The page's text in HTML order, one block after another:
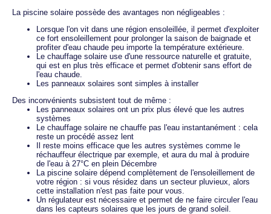
La piscine solaire possède des avantages non négligeables :
Lorsque l'on vit dans une région ensoleillée, il permet d'exploiter
ce fort ensoleillement pour prolonger la saison de baignade et
profiter d'eau chaude peu importe la température extérieure.
Le chauffage solaire use d'une ressource naturelle et gratuite,
qui est en plus très efficace et permet d'obtenir sans effort de
l'eau chaude.
Les panneaux solaires sont simples à installer
Des inconvénients subsistent tout de même :
Les panneaux solaires ont un prix plus élevé que les autres
systèmes
Le chauffage solaire ne chauffe pas l'eau instantanément : cela
reste un procédé assez lent
Il reste moins efficace que les autres systèmes comme le
réchauffeur électrique par exemple, et aura du mal à produire
de l'eau à 27°C en plein Décembre
La piscine solaire dépend complètement de l'ensoleillement de
votre région : si vous résidez dans un secteur pluvieux, alors
cette installation n'est pas faite pour vous.
Un régulateur est nécessaire et permet de ne faire circuler l'eau
dans les capteurs solaires que les jours de grand soleil.